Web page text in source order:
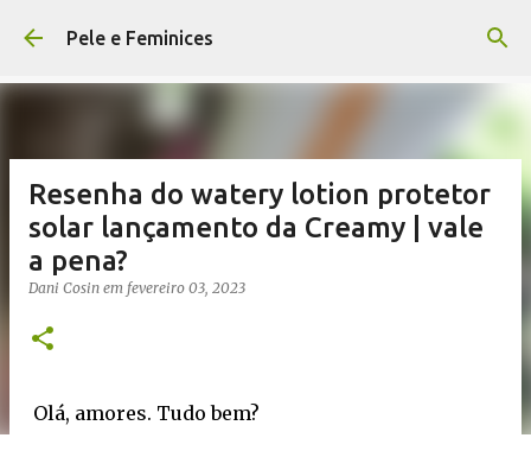
Pular para o conteúdo principal
Pele e Feminices
Resenha do watery lotion protetor
solar lançamento da Creamy | vale
a pena?
Dani Cosin em fevereiro 03, 2023
Olá, amores. Tudo bem?